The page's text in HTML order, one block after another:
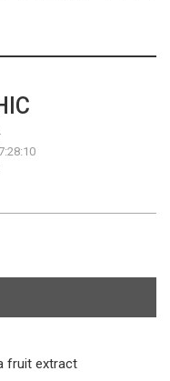
fruit extract